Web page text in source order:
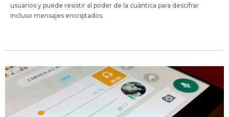
usuarios y puede resistir al poder de la cuántica para descifrar
incluso mensajes encriptados.